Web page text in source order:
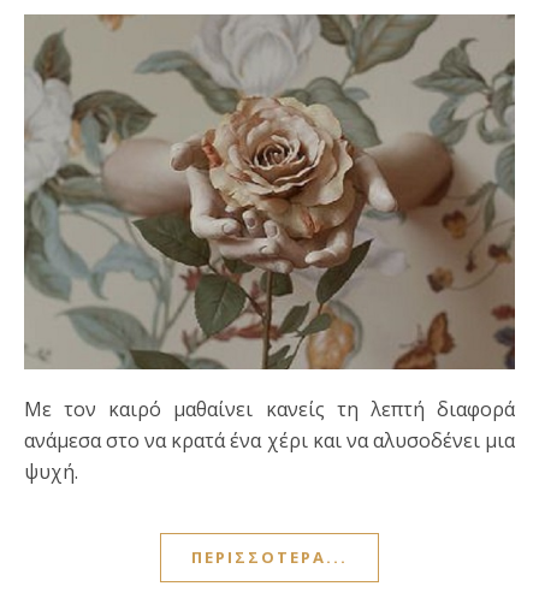
Με τον καιρό μαθαίνει κανείς τη λεπτή διαφορά
ανάμεσα στο να κρατά ένα χέρι και να αλυσοδένει μια
ψυχή.
ΠΕΡΙΣΣΌΤΕΡΑ...